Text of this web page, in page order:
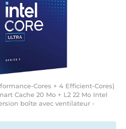
Cores + 4 Efficient-Cores)
Cache 20 Mo + L2 22 Mo Intel
boîte avec ventilateur -